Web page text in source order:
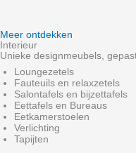
Meer ontdekken
Interieur
Unieke designmeubels,
Loungezetels
Fauteuils en relaxzetels
Salontafels en bijzettafels
Eettafels en Bureaus
Eetkamerstoelen
Verlichting
Tapijten